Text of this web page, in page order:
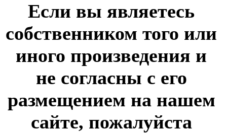
Если вы являетесь
собственником того или
иного произведения и
не согласны с его
размещением на нашем
сайте, пожалуйста